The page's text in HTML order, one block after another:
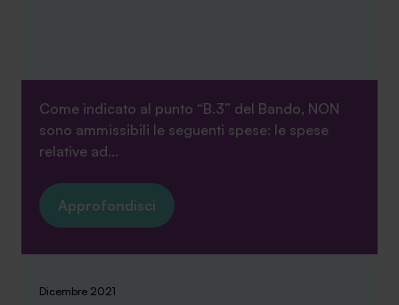
Come indicato al punto “B.3” del Bando, NON
sono ammissibili le seguenti spese: le spese
relative ad...
Approfondisci
Dicembre 2021